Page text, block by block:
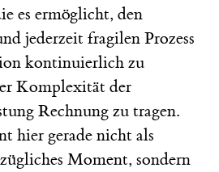
es ermöglicht, den
jederzeit fragilen Prozess
kontinuierlich zu
Komplexität der
Rechnung zu tragen.
hier gerade nicht als
Moment, sondern